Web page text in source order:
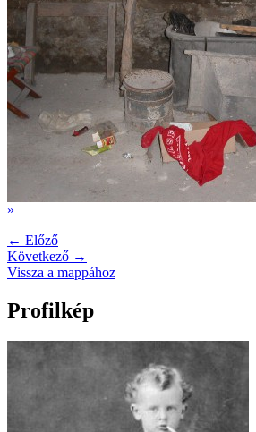
»
← Előző
Következő →
Vissza a mappához
Profilkép